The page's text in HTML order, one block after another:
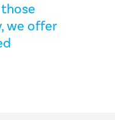
we offer